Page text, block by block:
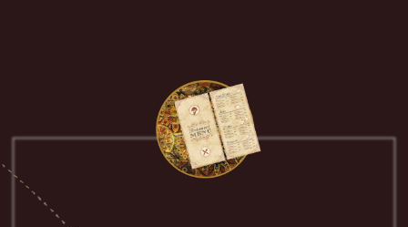
Декор мероприятий во многом зависит от
моды и развития технологий, и мы
постоянно повышаем квалификацию
оформлений за последние 5 лет - это
Опыт и мастерство